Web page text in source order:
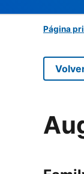
Página